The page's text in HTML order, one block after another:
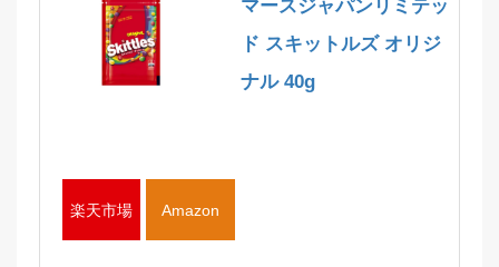
マースジャパンリミテッ
ド スキットルズ オリジ
ナル 40g
楽天市場 Amazon